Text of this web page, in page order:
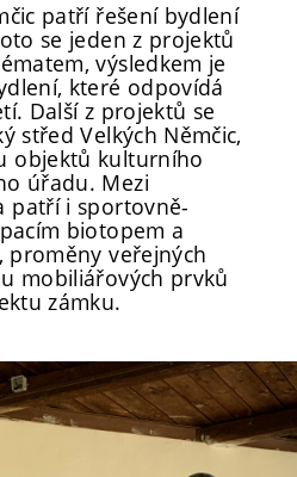
patří řešení bydlení
se jeden z projektů
výsledkem je
které odpovídá
Další z projektů se
střed Velkých Němčic,
objektů kulturního
úřadu. Mezi
patří i sportovně-
biotopem a
veřejných
mobiliářových prvků
zámku.